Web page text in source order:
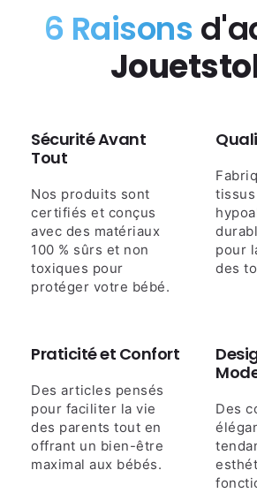
6 Raisons
Sécurité Avant
Tout
Nos produits sont
certifiés et conçus
avec des matériaux
100 % sûrs et non
toxiques pour
protéger votre bébé.
pour
des
Praticité et Confort
Des articles pensés
pour faciliter la vie
des parents tout en
offrant un bien-être
maximal aux bébés.
Des